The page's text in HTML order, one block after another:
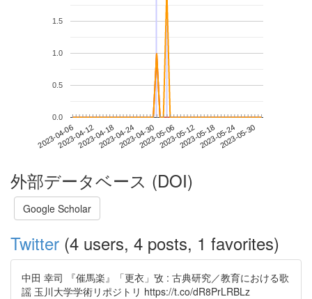
2023-04-062023-04-122023-04-182023-04-242023-04-302023-05-062023-05-122023-05-182023-05-242023-05-30
0.0
0.5
1.0
1.5
外部データベース (DOI)
Google Scholar
Twitter (4 users, 4 posts, 1 favorites)
中田 幸司 『催馬楽』「更衣」攷 : 古典研究／教育における歌
謡 玉川大学学術リポジトリ https://t.co/dR8PrLRBLz